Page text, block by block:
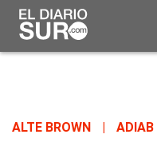
ALTE BROWN ADIAB